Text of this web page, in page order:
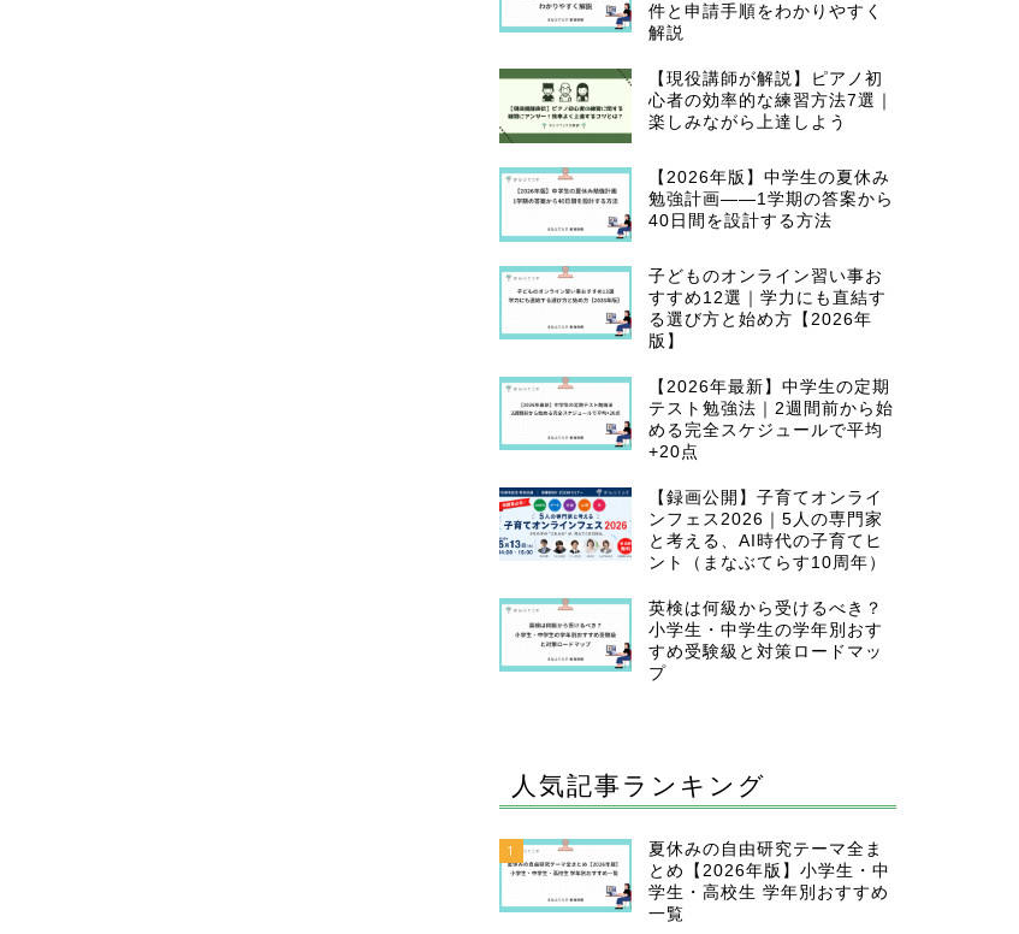
件と申請手順をわかりやすく
解説
【現役講師が解説】ピアノ初
心者の効率的な練習方法7選｜
楽しみながら上達しよう
【2026年版】中学生の夏休み
勉強計画——1学期の答案から
40日間を設計する方法
子どものオンライン習い事お
すすめ12選｜学力にも直結す
る選び方と始め方【2026年
版】
【2026年最新】中学生の定期
テスト勉強法｜2週間前から始
める完全スケジュールで平均
+20点
【録画公開】子育てオンライ
ンフェス2026｜5人の専門家
と考える、AI時代の子育てヒ
ント（まなぶてらす10周年）
英検は何級から受けるべき？
小学生・中学生の学年別おす
すめ受験級と対策ロードマッ
プ
人気記事ランキング
1
夏休みの自由研究テーマ全ま
とめ【2026年版】小学生・中
学生・高校生 学年別おすすめ
一覧